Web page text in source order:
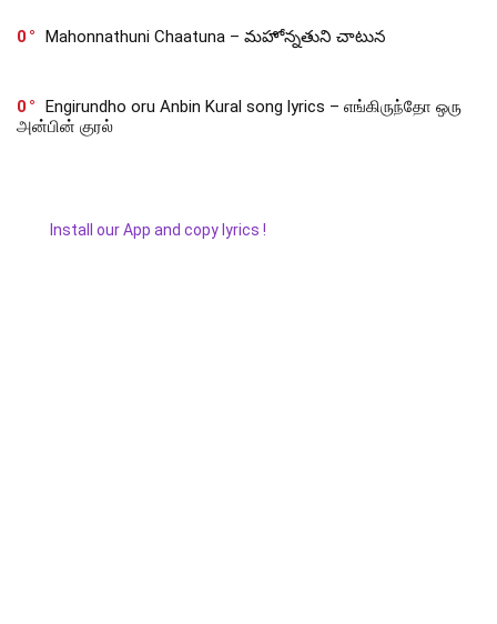
0 Mahonnathuni Chaatuna – మహోన్నతుని చాటున
0
Engirundho oru Anbin Kural song lyrics – எங்கிருந்தோ ஒரு
அன்பின் குரல்
Install our App and copy lyrics !